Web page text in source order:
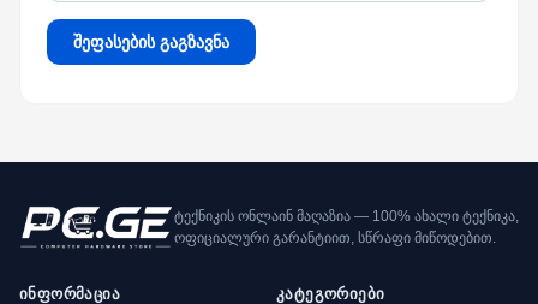
შეფასების გაგზავნა
ტექნიკის ონლაინ მაღაზია — 100% ახალი ტექნიკა,
ოფიციალური გარანტიით, სწრაფი მიწოდებით.
ინფორმაცია კატეგორიები